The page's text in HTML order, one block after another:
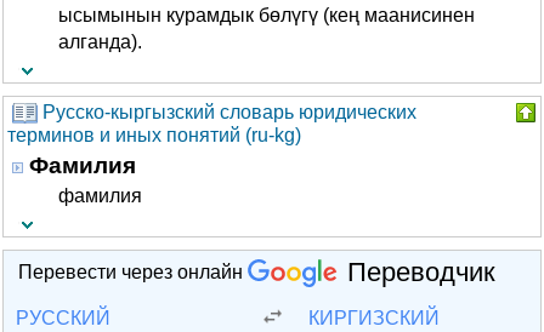
ысымынын курамдык бөлүгү (кең маанисинен
алганда).
Русско-кыргызский словарь юридических
терминов и иных понятий (ru-kg)
Фамилия
фамилия
Перевести через онлайн Переводчик
РУССКИЙ КИРГИЗСКИЙ